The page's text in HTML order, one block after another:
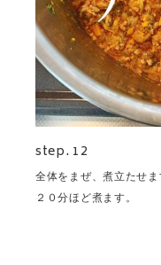
step. 12
全体をまぜ、煮立たせ
２０分ほど煮ます。